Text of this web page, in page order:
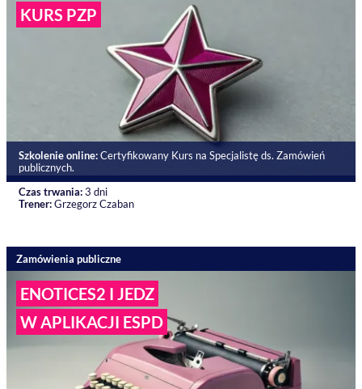
KURS PZP
Szkolenie online:Certyfikowany Kurs na Specjalistę ds. Zamówień
publicznych.
Czas trwania:3 dni
Trener:Grzegorz Czaban
Zamówienia publiczne
ENOTICES2 I JEDZ
W APLIKACJI ESPD